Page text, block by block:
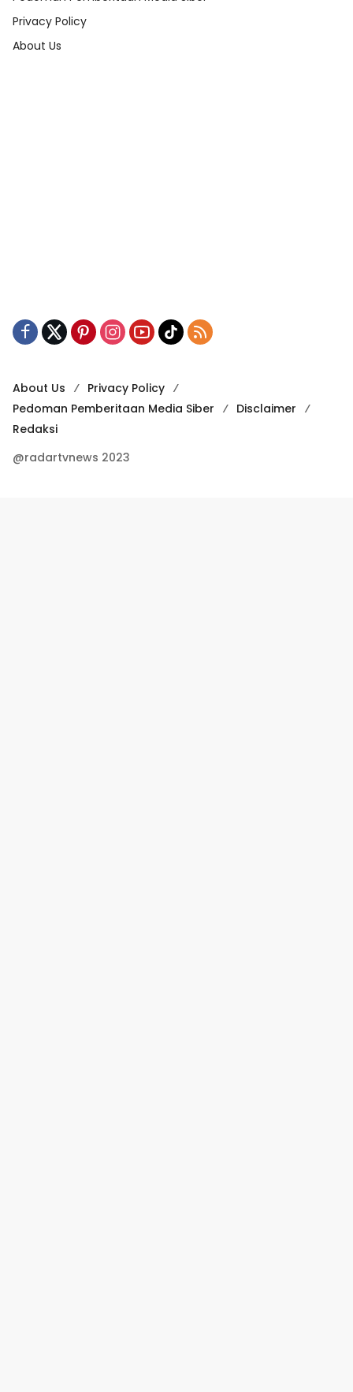
Privacy Policy
About Us
About Us
Privacy Policy
Pedoman Pemberitaan Media Siber
Disclaimer
Redaksi
@radartvnews 2023